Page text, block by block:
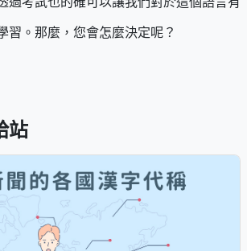
習。那麼，您會怎麼決定呢？
站